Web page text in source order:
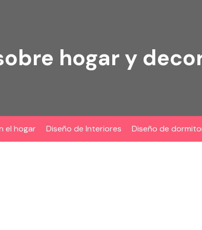
hogar y
el hogar Diseño de Interiores Diseño de